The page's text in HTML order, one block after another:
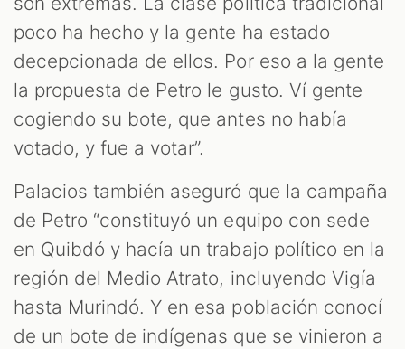
poco ha hecho y la gente ha estado
decepcionada de ellos. Por eso a la gente
la propuesta de Petro le gusto. Ví gente
cogiendo su bote, que antes no había
votado, y fue a votar”.
Palacios también aseguró que la campaña
de Petro “constituyó un equipo con sede
en Quibdó y hacía un trabajo político en la
región del Medio Atrato, incluyendo Vigía
hasta Murindó. Y en esa población conocí
de un bote de indígenas que se vinieron a